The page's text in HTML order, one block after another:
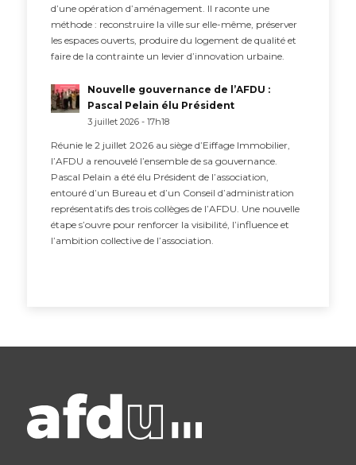
d’une opération d’aménagement. Il raconte une
méthode : reconstruire la ville sur elle-même, préserver
les espaces ouverts, produire du logement de qualité et
faire de la contrainte un levier d’innovation urbaine.
Nouvelle gouvernance de l’AFDU :
Pascal Pelain élu Président
3 juillet 2026 - 17h18
Réunie le 2 juillet 2026 au siège d’Eiffage Immobilier,
l’AFDU a renouvelé l’ensemble de sa gouvernance.
Pascal Pelain a été élu Président de l’association,
entouré d’un Bureau et d’un Conseil d’administration
représentatifs des trois collèges de l’AFDU. Une nouvelle
étape s’ouvre pour renforcer la visibilité, l’influence et
l’ambition collective de l’association.